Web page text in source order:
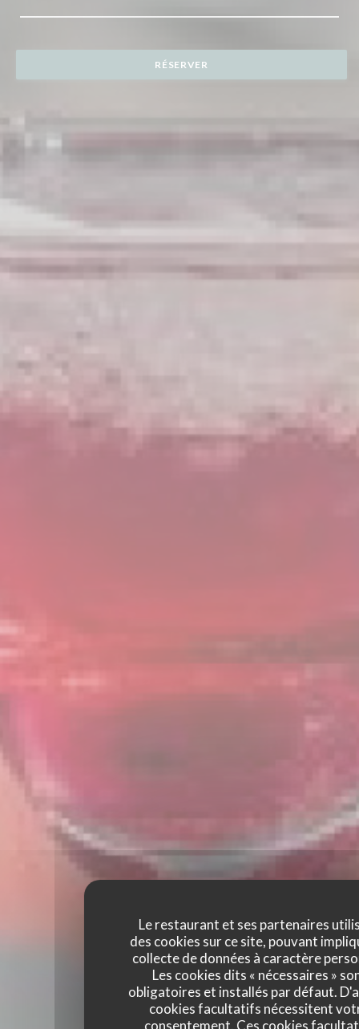
Le restaurant et ses partenaires
des cookies sur ce site, pouvant
collecte de données à caractère
Les cookies dits « nécessaires »
obligatoires et installés par défaut.
cookies facultatifs nécessitent
consentement. Ces cookies
RÉSERVER